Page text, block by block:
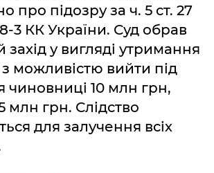
про підозру за ч. 5 ст. 27
3 КК України. Суд обрав
у вигляді утримання
можливістю вийти під
чиновниці 10 млн грн,
млн грн. Слідство
для залучення всіх